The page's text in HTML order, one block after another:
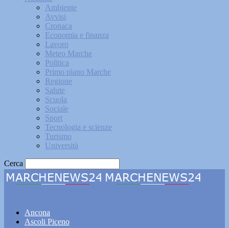
Ambiente
Avvisi
Cronaca
Economia e finanza
Lavoro
Meteo Marche
Politica
Primo piano Marche
Regione
Salute
Scuola
Sociale
Sport
Tecnologia e scienze
Turismo
Università
Cerca
Ancona
Ascoli Piceno